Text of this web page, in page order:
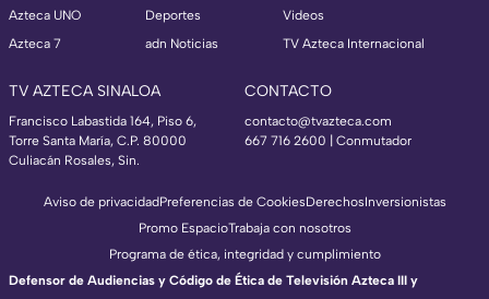
Azteca UNO
Azteca 7
Deportes
adn Noticias
Videos
TV Azteca Internacional
TV AZTECA SINALOA
Francisco Labastida 164, Piso 6,
Torre Santa María, C.P. 80000
Culiacán Rosales, Sin.
CONTACTO
contacto@tvazteca.com
667 716 2600 | Conmutador
Aviso de privacidadPreferencias de CookiesDerechosInversionistas
Promo EspacioTrabaja con nosotros
Programa de ética, integridad y cumplimiento
Defensor de Audiencias y Código de Ética de Televisión Azteca III y